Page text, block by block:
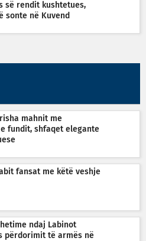
së rendit kushtetues,
sonte në Kuvend
mahnit me
fundit, shfaqet elegante
fansat me këtë veshje
ndaj Labinot
përdorimit të armës në